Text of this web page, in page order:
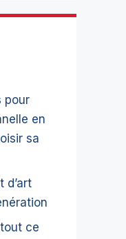
pour
en
sa
d’art
ce